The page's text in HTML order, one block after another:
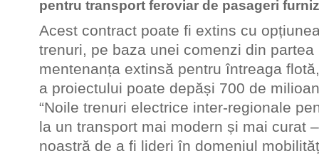
pentru transport feroviar de pasageri
Acest contract poate fi extins cu
trenuri, pe baza unei comenzi din
mentenanța extinsă pentru întreaga
a proiectului poate depăși 700 de
“Noile trenuri electrice inter-regionale
la un transport mai modern și mai curat
noastră de a fi lideri în domeniul